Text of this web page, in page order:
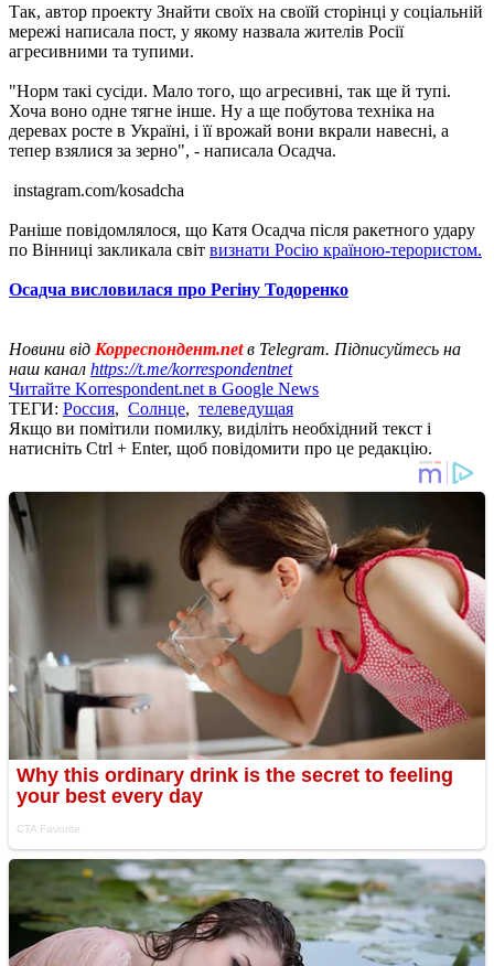
Так, автор проекту Знайти своїх на своїй сторінці у соціальній
мережі написала пост, у якому назвала жителів Росії
агресивними та тупими.
"Норм такі сусіди. Мало того, що агресивні, так ще й тупі.
Хоча воно одне тягне інше. Ну а ще побутова техніка на
деревах росте в Україні, і її врожай вони вкрали навесні, а
тепер взялися за зерно", - написала Осадча.
instagram.com/kosadcha
Раніше повідомлялося, що Катя Осадча після ракетного удару
по Вінниці закликала світ визнати Росію країною-терористом.
Осадча висловилася про Регіну Тодоренко
Новини від Корреспондент.netв Telegram. Підписуйтесь на
наш канал https://t.me/korrespondentnet
Читайте Korrespondent.net в Google News
ТЕГИ: Россия, Солнце, телеведущая
Якщо ви помітили помилку, виділіть необхідний текст і
натисніть Ctrl + Enter, щоб повідомити про це редакцію.